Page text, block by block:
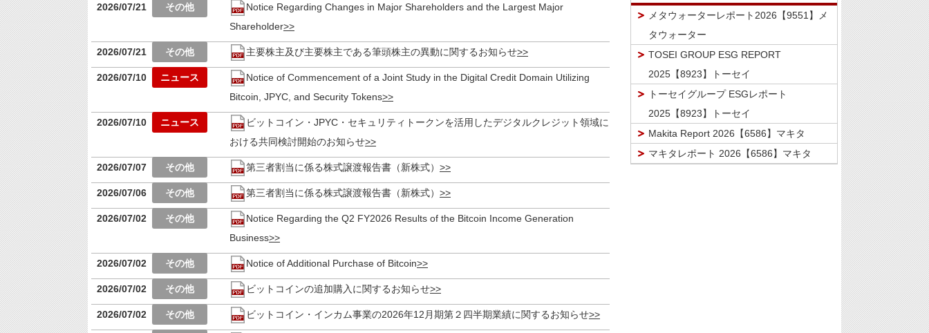
2026/07/21
Notice Regarding Changes in Major Shareholders and the Largest Major
Shareholder
2026/07/21 主要株主及び主要株主である筆頭株主の異動に関するお知らせ
2026/07/10
Notice of Commencement of a Joint Study in the Digital Credit Domain Utilizing
Bitcoin, JPYC, and Security Tokens
2026/07/10
ビットコイン・JPYC・セキュリティトークンを活用したデジタルクレジット領域に
おける共同検討開始のお知らせ
2026/07/07 第三者割当に係る株式譲渡報告書（新株式）
2026/07/06 第三者割当に係る株式譲渡報告書（新株式）
2026/07/02
Notice Regarding the Q2 FY2026 Results of the Bitcoin Income Generation
Business
2026/07/02 Notice of Additional Purchase of Bitcoin
2026/07/02 ビットコインの追加購入に関するお知らせ
2026/07/02 ビットコイン・インカム事業の2026年12月期第２四半期業績に関するお知らせ
メタウォーターレポート2026【9551】メ
タウォーター
TOSEI GROUP ESG REPORT
2025【8923】トーセイ
トーセイグループ ESGレポート
2025【8923】トーセイ
Makita Report 2026【6586】マキタ
マキタレポート 2026【6586】マキタ